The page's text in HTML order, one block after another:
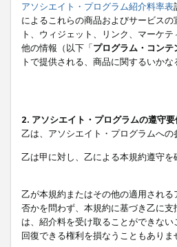
アソシエイト・プログラム紹介料率表
によるこれらの商品およびサービス
ト、ウィジェット、リンク、マーケ
他の情報（以下「プログラム・コンテ
トで提供される、商品に関するいか
2. アソシエイト・プログラムの遵守要
乙は、アソシエイト・プログラムへ
乙は甲に対し、乙による本規約遵守
乙が本規約またはその他の適用され
否かを問わず、本規約に基づき乙に
は、紹介料を受け取ることができな
回復できる権利を損なうこともありま